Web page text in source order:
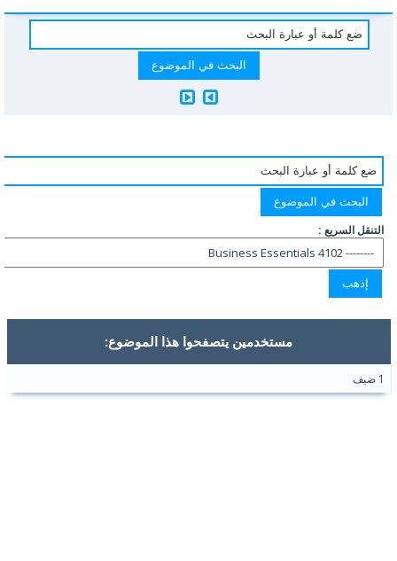
التنقل السريع :
مستخدمين يتصفحوا هذا الموضوع: